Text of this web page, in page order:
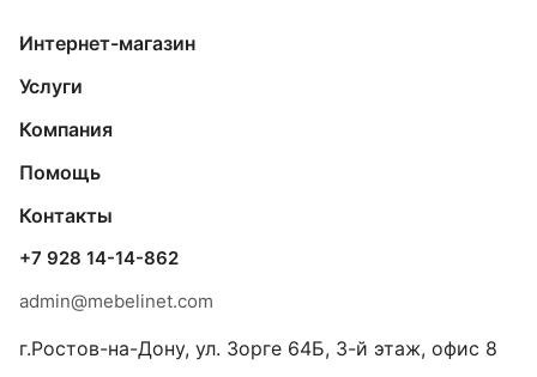
Интернет-магазин
Услуги
Компания
Помощь
Контакты
+7 928 14-14-862
admin@mebelinet.com
г.Ростов-на-Дону, ул. Зорге 64Б, 3-й этаж, офис 8